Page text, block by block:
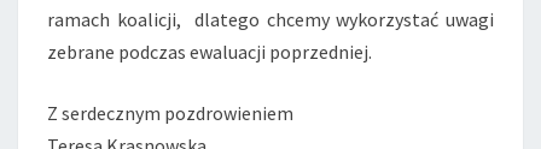
ramach koalicji, dlatego chcemy wykorzystać uwagi
zebrane podczas ewaluacji poprzedniej.
Z serdecznym pozdrowieniem